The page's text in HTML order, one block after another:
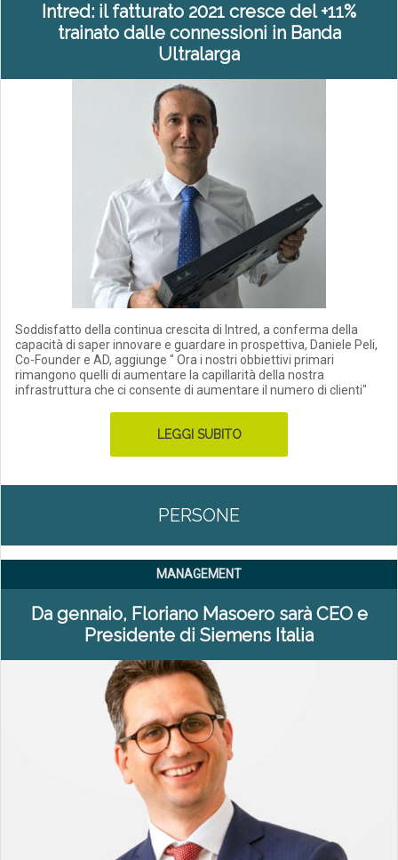
Intred: il fatturato 2021 cresce del +11%
trainato dalle connessioni in Banda
Ultralarga
Soddisfatto della continua crescita di Intred, a conferma della
capacità di saper innovare e guardare in prospettiva, Daniele Peli,
Co-Founder e AD, aggiunge " Ora i nostri obbiettivi primari
rimangono quelli di aumentare la capillarità della nostra
infrastruttura che ci consente di aumentare il numero di clienti"
LEGGI SUBITO
PERSONE
MANAGEMENT
Da gennaio, Floriano Masoero sarà CEO e
Presidente di Siemens Italia